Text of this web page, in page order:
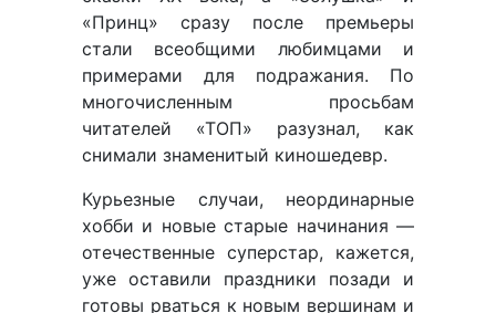
«Принц» сразу после премьеры
стали всеобщими любимцами и
примерами для подражания. По
многочисленным просьбам
читателей «ТОП» разузнал, как
снимали знаменитый киношедевр.
Курьезные случаи, неординарные
хобби и новые старые начинания —
отечественные суперстар, кажется,
уже оставили праздники позади и
готовы рваться к новым вершинам и